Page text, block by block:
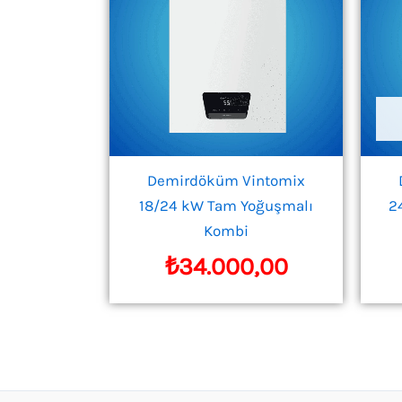
Demirdöküm Vintomix
18/24 kW Tam Yoğuşmalı
Kombi
₺34.000,00